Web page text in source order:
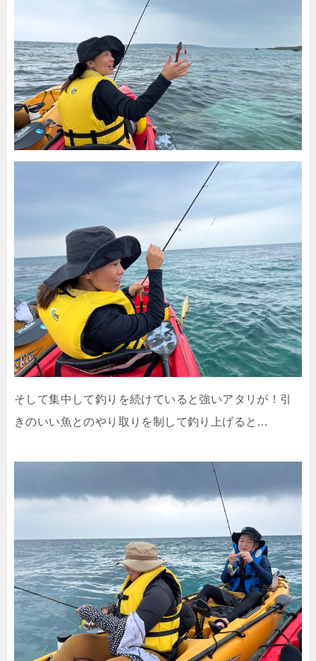
そして集中して釣りを続けていると強いアタリが！引
きのいい魚とのやり取りを制して釣り上げると…